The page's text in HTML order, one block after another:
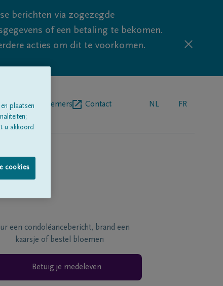
berichten via zogezegde
of een betaling te bekomen.
acties om dit te voorkomen.
Contact NL FR
een condoléancebericht, brand een
kaarsje of bestel bloemen
Betuig je medeleven
plaatsen
u akkoord
cookies